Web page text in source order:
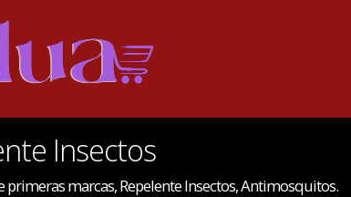
Insectos
primeras marcas, Repelente Insectos, Antimosquitos.